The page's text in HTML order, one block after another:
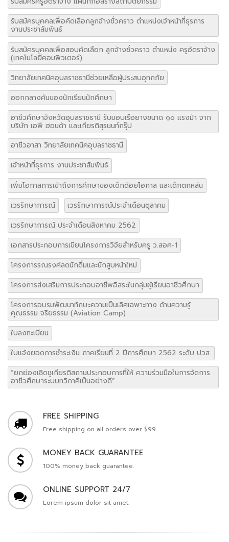
รับสมัครบุคคลเพื่อคัดเลือกลูกจ้างชั่วคราว ตำแหน่งเจ้าหน้าที่ธุรการ
งานประชาสัมพันธ์
รับสมัครบุคคลเพื่อสอบคัดเลือก ลูกจ้างชั่วคราว ตำแหน่ง ครูอัตราจ้าง
(เทคโนโลยีคอมพิวเตอร์)
วิทยาลัยเทคนิคอุบลราชธานีช่วยเหลือผู้ประสบอุทกภัย
ออกกลางคันของนักเรียนนักศึกษา
อาชีวศึกษาจังหวัดอุบลราชธานี รับมอบเรือยางขนาด ๑๐ แรงม้า จาก
บริษัท เอพี ฮอนด้า และเกียรติสุรนนท์กรุ๊ป
อาชีวอาสา วิทยาลัยเทคนิคอุบลราชธานี
เจ้าหน้าที่ธุรการ งานประชาสัมพันธ์
เพิ่มโอกาสการเข้าถึงการศึกษาของเด็กด้อยโอกาส และเด็กตกหล่น
เวรรักษาการณ์
เวรรักษาการณ์ประจำเดือนตุลาคม
เวรรักษาการณ์ ประจำเดือนสิงหาคม 2562
เอกสารประกอบการเขียนโครงการวิจัยสำหรับครู ว.สอศ-1
โครงการรณรงค์ลดนักดื่มและนักสูบหน้าใหม่
โครงการส่งเสริมการประกอบอาชีพอิสระในกลุ่มผู้เรียนอาชีวศึกษา
โครงการอบรมพัฒนาทักษะความเป็นเลิศเฉพาะทาง ด้านความรู้
คุณธรรม จริยธรรม (Aviation Camp)
ใบลงทะเบียน
ใบแจ้งยอดการชำระเงิน ภาคเรียนที่ 2 ปีการศึกษา 2562 ระดับ ปวส.
“ยกย่องเชิดชูเกียรติสถานประกอบการที่ให้ ความร่วมมือในการจัดการ
อาชีวศึกษาระบบทวิภาคีเป็นอย่างดี”
FREE SHIPPING
Free shipping on all orders over $99.
MONEY BACK GUARANTEE
100% money back guarantee.
ONLINE SUPPORT 24/7
Lorem ipsum dolor sit amet.